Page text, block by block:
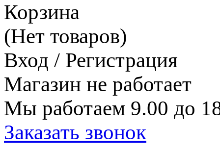
Корзина
(Нет товаров)
Вход / Регистрация
Магазин не работает
Мы работаем 9.00 до
Заказать звонок